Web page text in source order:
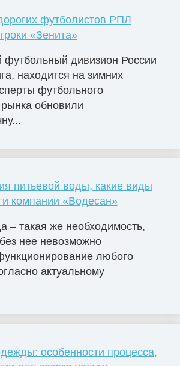
футболистов РПЛ
«Зенита»
футбольный дивизион России
находится на зимних
футбольного
обновили
питьевой воды, какие виды
компании «Водесан»
– такая же необходимость,
нее невозможно
любого
актуальному
особенности процесса,